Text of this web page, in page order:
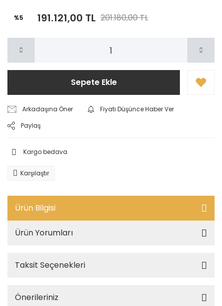
%5 191.121,00 TL 201.180,00 TL
Sepete Ekle
Arkadaşına Öner
Fiyatı Düşünce Haber Ver
Paylaş
Kargo bedava
Karşılaştır
Ürün Bilgisi
Ürün Yorumları
Taksit Seçenekleri
Önerileriniz